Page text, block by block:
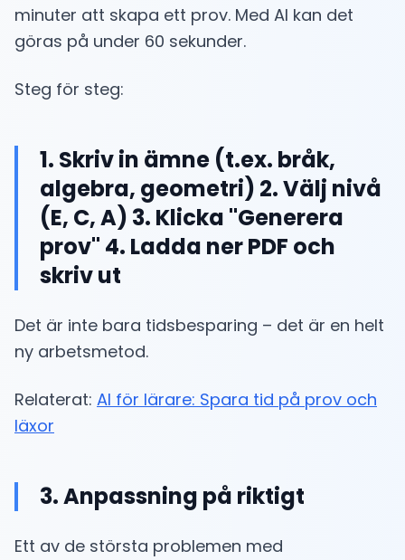
minuter att skapa ett prov. Med AI kan det
göras på under 60 sekunder.
Steg för steg:
1. Skriv in ämne (t.ex. bråk,
algebra, geometri) 2. Välj nivå
(E, C, A) 3. Klicka "Generera
prov" 4. Ladda ner PDF och
skriv ut
Det är inte bara tidsbesparing – det är en helt
ny arbetsmetod.
Relaterat: AI för lärare: Spara tid på prov och
läxor
3. Anpassning på riktigt
Ett av de största problemen med